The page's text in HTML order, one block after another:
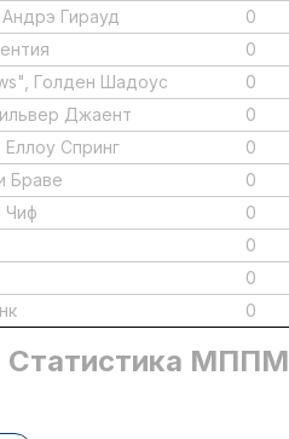
Гирауд 0
0
Голден Шадоус 0
Джаент 0
Спринг 0
Браве 0
Чиф 0
0
0
0
Статистика МППМ